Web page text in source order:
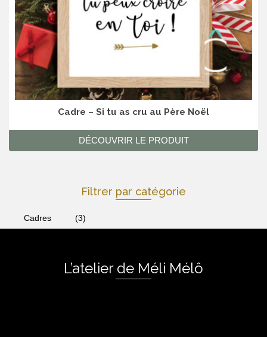
Cadre – Si tu as cru au Père Noël
DÉCOUVRIR LE PRODUIT
Filtrer par catégorie
Cadres (3)
L’atelier de Méli Mélô